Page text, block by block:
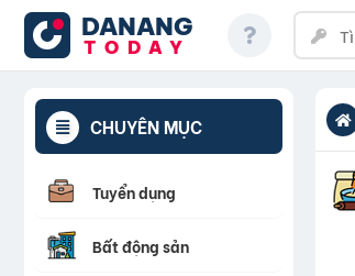
DANANG
TODAY
CHUYÊN MỤC
Tuyển dụng
Bất động sản